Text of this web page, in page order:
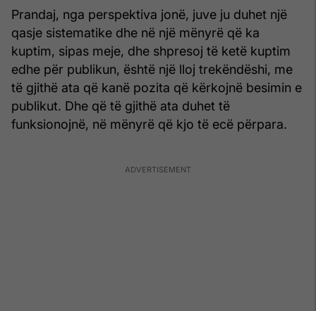
Prandaj, nga perspektiva jonë, juve ju duhet një
qasje sistematike dhe në një mënyrë që ka
kuptim, sipas meje, dhe shpresoj të ketë kuptim
edhe për publikun, është një lloj trekëndëshi, me
të gjithë ata që kanë pozita që kërkojnë besimin e
publikut. Dhe që të gjithë ata duhet të
funksionojnë, në mënyrë që kjo të ecë përpara.